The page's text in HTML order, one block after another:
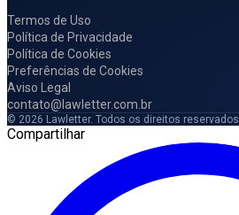
Termos de Uso
Política de Privacidade
Política de Cookies
Preferências de Cookies
Aviso Legal
contato@lawletter.com.br
© 2026 Lawletter. Todos os direitos reservados.
Compartilhar